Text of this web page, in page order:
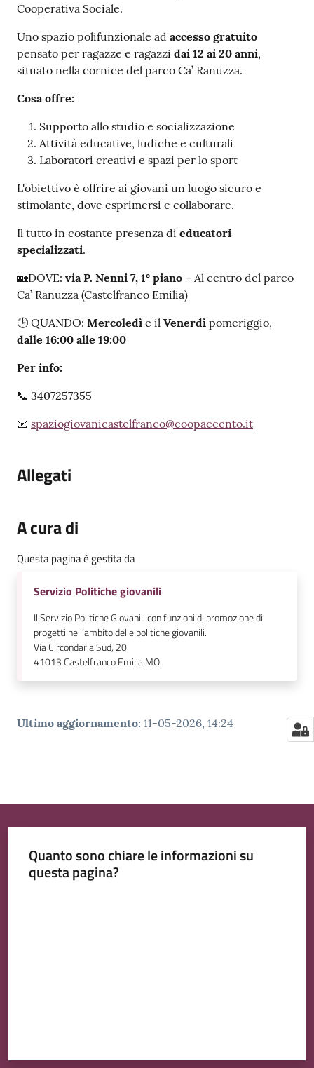
Cooperativa Sociale.
Uno spazio polifunzionale ad accesso gratuito
pensato per ragazze e ragazzi dai 12 ai 20 anni,
situato nella cornice del parco Ca’ Ranuzza.
Cosa offre:
Supporto allo studio e socializzazione
Attività educative, ludiche e culturali
Laboratori creativi e spazi per lo sport
L'obiettivo è offrire ai giovani un luogo sicuro e
stimolante, dove esprimersi e collaborare.
Il tutto in costante presenza di educatori
specializzati.
🏡DOVE: via P. Nenni 7, 1° piano – Al centro del parco
Ca’ Ranuzza (Castelfranco Emilia)
🕒 QUANDO: Mercoledì e il Venerdì pomeriggio,
dalle 16:00 alle 19:00
Per info:
📞 3407257355
📧 spaziogiovanicastelfranco@coopaccento.it
Allegati
A cura di
Questa pagina è gestita da
Servizio Politiche giovanili
Il Servizio Politiche Giovanili con funzioni di promozione di
progetti nell’ambito delle politiche giovanili.
Via Circondaria Sud, 20
41013Castelfranco Emilia MO
Ultimo aggiornamento: 11-05-2026, 14:24
Quanto sono chiare le informazioni su
questa pagina?